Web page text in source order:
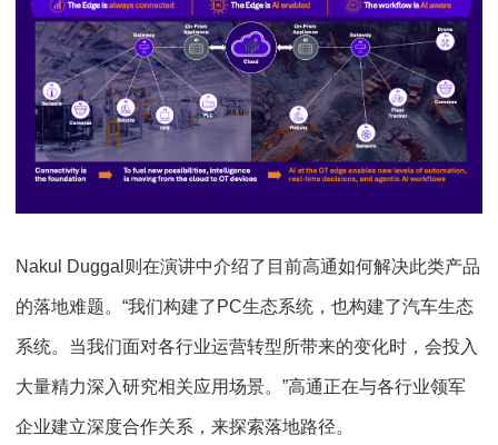
Nakul Duggal则在演讲中介绍了目前高通如何解决此类产品
的落地难题。“我们构建了PC生态系统，也构建了汽车生态
系统。当我们面对各行业运营转型所带来的变化时，会投入
大量精力深入研究相关应用场景。”高通正在与各行业领军
企业建立深度合作关系，来探索落地路径。